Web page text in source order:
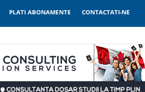
PLATI ABONAMENTE CONTACTATI-NE